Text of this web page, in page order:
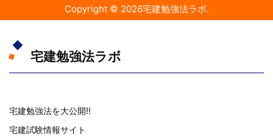
Copyright © 2026宅建勉強法ラボ.
宅建勉強法ラボ
宅建勉強法を大公開!!
宅建試験情報サイト